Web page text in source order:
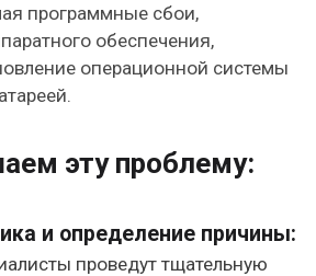
программные сбои,
обеспечения,
операционной системы
эту проблему:
и определение причины:
проведут тщательную